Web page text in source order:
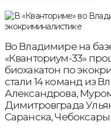
Во Владимире на
«Кванториум-33»
биохакатон по
стали 14 команд из
Александрова,
Димитровграда
Саранска,